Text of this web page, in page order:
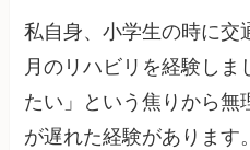
私自身、小学生の時に交
月のリハビリを経験しま
たい」という焦りから無
が遅れた経験があります